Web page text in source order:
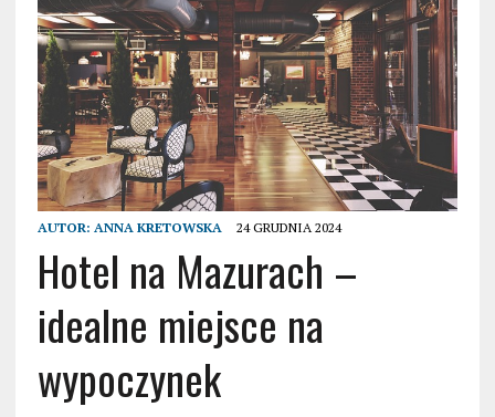
AUTOR: ANNA KRETOWSKA 24 GRUDNIA 2024
Hotel na Mazurach –
idealne miejsce na
wypoczynek